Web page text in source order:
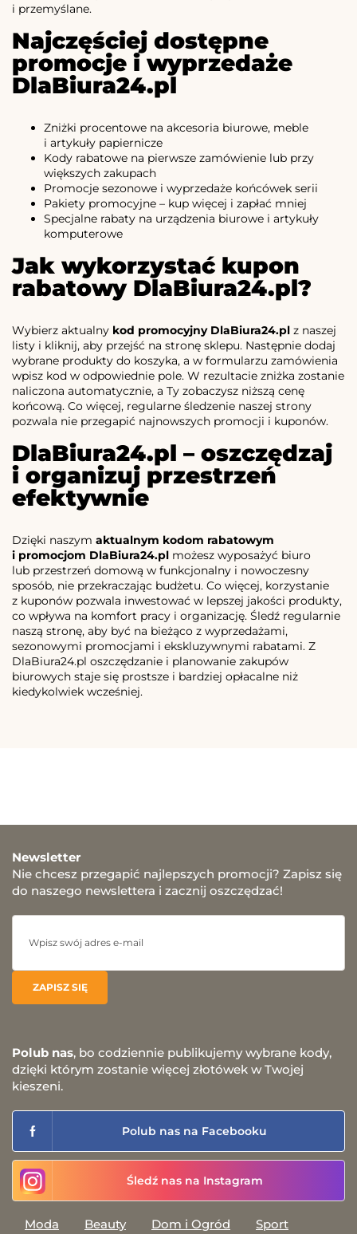
i przemyślane.
Najczęściej dostępne
promocje i wyprzedaże
DlaBiura24.pl
Zniżki procentowe na akcesoria biurowe, meble
i artykuły papiernicze
Kody rabatowe na pierwsze zamówienie lub przy
większych zakupach
Promocje sezonowe i wyprzedaże końcówek serii
Pakiety promocyjne – kup więcej i zapłać mniej
Specjalne rabaty na urządzenia biurowe i artykuły
komputerowe
Jak wykorzystać kupon
rabatowy DlaBiura24.pl?
Wybierz aktualny kod promocyjny DlaBiura24.pl z naszej
listy i kliknij, aby przejść na stronę sklepu. Następnie dodaj
wybrane produkty do koszyka, a w formularzu zamówienia
wpisz kod w odpowiednie pole. W rezultacie zniżka zostanie
naliczona automatycznie, a Ty zobaczysz niższą cenę
końcową. Co więcej, regularne śledzenie naszej strony
pozwala nie przegapić najnowszych promocji i kuponów.
DlaBiura24.pl – oszczędzaj
i organizuj przestrzeń
efektywnie
Dzięki naszym aktualnym kodom rabatowym
i promocjom DlaBiura24.pl możesz wyposażyć biuro
lub przestrzeń domową w funkcjonalny i nowoczesny
sposób, nie przekraczając budżetu. Co więcej, korzystanie
z kuponów pozwala inwestować w lepszej jakości produkty,
co wpływa na komfort pracy i organizację. Śledź regularnie
naszą stronę, aby być na bieżąco z wyprzedażami,
sezonowymi promocjami i ekskluzywnymi rabatami. Z
DlaBiura24.pl oszczędzanie i planowanie zakupów
biurowych staje się prostsze i bardziej opłacalne niż
kiedykolwiek wcześniej.
Newsletter
Nie chcesz przegapić najlepszych promocji? Zapisz się
do naszego newslettera i zacznij oszczędzać!
Polub nas, bo codziennie publikujemy wybrane kody,
dzięki którym zostanie więcej złotówek w Twojej
kieszeni.
Polub nas na Facebooku
Śledź nas na Instagram
Moda Beauty Dom i Ogród
Sport